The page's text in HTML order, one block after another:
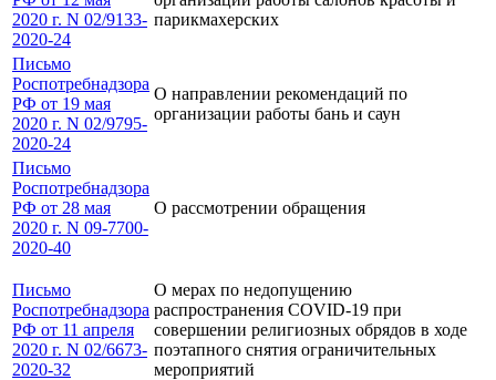
2020 г. N 02/9133-
2020-24
парикмахерских
Письмо
Роспотребнадзора
РФ от 19 мая
2020 г. N 02/9795-
2020-24
О направлении рекомендаций по
организации работы бань и саун
Письмо
Роспотребнадзора
РФ от 28 мая
2020 г. N 09-7700-
2020-40
О рассмотрении обращения
Письмо
Роспотребнадзора
РФ от 11 апреля
2020 г. N 02/6673-
2020-32
О мерах по недопущению
распространения COVID-19 при
совершении религиозных обрядов в ходе
поэтапного снятия ограничительных
мероприятий